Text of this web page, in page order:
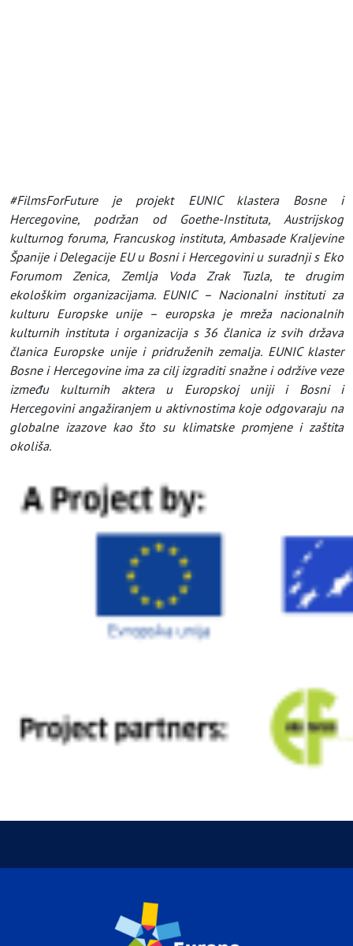
#FilmsForFuture je projekt EUNIC klastera Bosne i
Hercegovine, podržan od Goethe-Instituta, Austrijskog
kulturnog foruma, Francuskog instituta, Ambasade Kraljevine
Španije i Delegacije EU u Bosni i Hercegovini u suradnji s Eko
Forumom Zenica, Zemlja Voda Zrak Tuzla, te drugim
ekološkim organizacijama. EUNIC – Nacionalni instituti za
kulturu Europske unije – europska je mreža nacionalnih
kulturnih instituta i organizacija s 36 članica iz svih država
članica Europske unije i pridruženih zemalja. EUNIC klaster
Bosne i Hercegovine ima za cilj izgraditi snažne i održive veze
između kulturnih aktera u Europskoj uniji i Bosni i
Hercegovini angažiranjem u aktivnostima koje odgovaraju na
globalne izazove kao što su klimatske promjene i zaštita
okoliša.